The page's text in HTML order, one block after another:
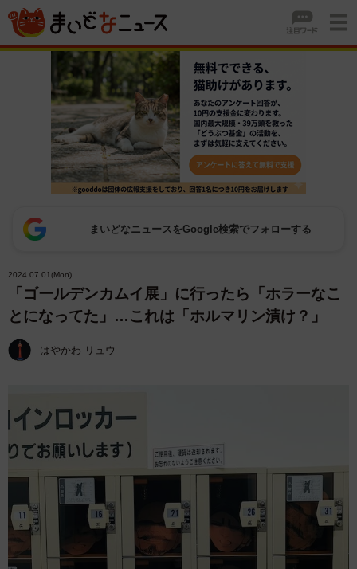
まいどなニュースをGoogle検索でフォローする
2024.07.01(Mon)
「ゴールデンカムイ展」に行ったら「ホラーなこ
とになってた」…これは「ホルマリン漬け？」
はやかわ リュウ